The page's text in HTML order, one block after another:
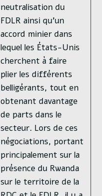
neutralisation du
FDLR ainsi qu’un
accord minier dans
lequel les États-Unis
cherchent à faire
plier les différents
belligérants, tout en
obtenant davantage
de parts dans le
secteur. Lors de ces
négociations, portant
principalement sur la
présence du Rwanda
sur le territoire de la